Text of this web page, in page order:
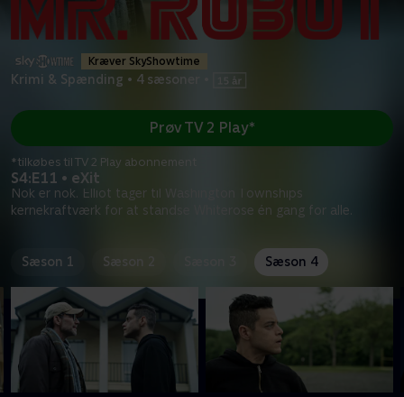
Kræver SkyShowtime
Krimi & Spænding • 4 sæsoner
S4:E11 • eXit
Nok er nok. Elliot tager til Washington Townships
kernekraftværk for at standse Whiterose én gang for alle.
Prøv TV 2 Play*
*tilkøbes til TV 2 Play abonnement
Sæson 1 Sæson 2 Sæson 4